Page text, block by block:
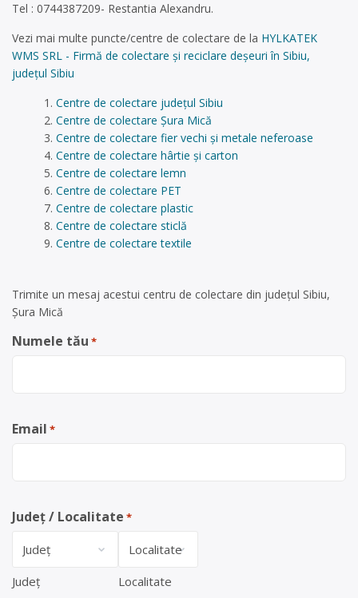
Tel : 0744387209- Restantia Alexandru.
Vezi mai multe puncte/centre de colectare de la HYLKATEK
WMS SRL - Firmă de colectare și reciclare deșeuri în Sibiu,
județul Sibiu
Centre de colectare județul Sibiu
Centre de colectare Şura Mică
Centre de colectare fier vechi și metale neferoase
Centre de colectare hârtie și carton
Centre de colectare lemn
Centre de colectare PET
Centre de colectare plastic
Centre de colectare sticlă
Centre de colectare textile
Trimite un mesaj acestui centru de colectare din județul Sibiu,
Şura Mică
Numele tău *
Email *
Județ / Localitate *
Județ Localitate